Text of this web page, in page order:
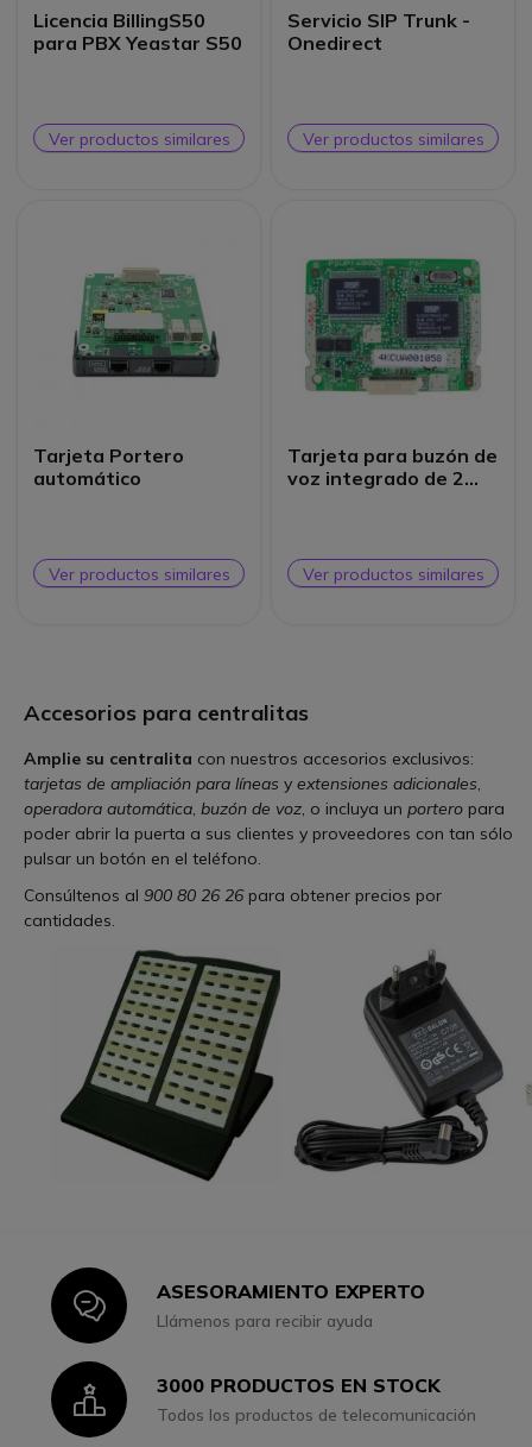
Licencia BillingS50
para PBX Yeastar S50
Ver productos similares
Servicio SIP Trunk -
Onedirect
Ver productos similares
Tarjeta Portero
automático
Ver productos similares
Tarjeta para buzón de
voz integrado de 2
Ver productos similares
Accesorios para centralitas
Amplie su centralita con nuestros accesorios exclusivos:
tarjetas de ampliación para líneas y extensiones adicionales,
operadora automática, buzón de voz, o incluya un portero para
poder abrir la puerta a sus clientes y proveedores con tan sólo
pulsar un botón en el teléfono.
Consúltenos al 900 80 26 26 para obtener precios por
cantidades.
IconASESORAMIENTO EXPERTO
Llámenos para recibir ayuda
Icon3000 PRODUCTOS EN STOCK
Todos los productos de telecomunicación